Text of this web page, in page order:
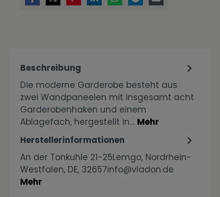
Beschreibung
Die moderne Garderobe besteht aus
zwei Wandpaneelen mit insgesamt acht
Garderobenhaken und einem
Ablagefach, hergestellt in… Mehr
Herstellerinformationen
An der Tonkuhle 21-25Lemgo, Nordrhein-
Westfalen, DE, 32657info@vladon.de
Mehr